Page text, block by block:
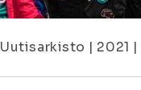
Uutisarkisto | 2021 |